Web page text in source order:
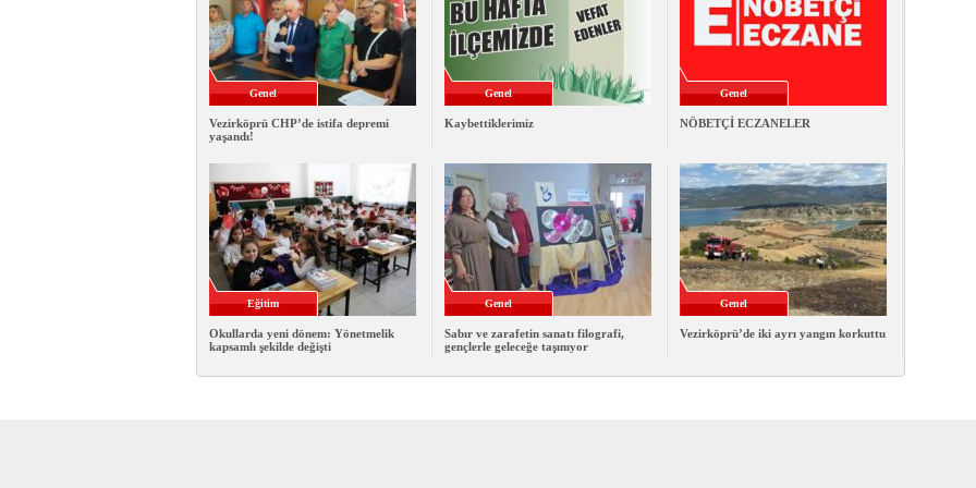
Genel
Vezirköprü CHP’de istifa depremi
yaşandı!
Genel
Kaybettiklerimiz
Genel
NÖBETÇİ ECZANELER
Eğitim
Okullarda yeni dönem: Yönetmelik
kapsamlı şekilde değişti
Genel
Sabır ve zarafetin sanatı filografi,
gençlerle geleceğe taşınıyor
Genel
Vezirköprü’de iki ayrı yangın korkuttu